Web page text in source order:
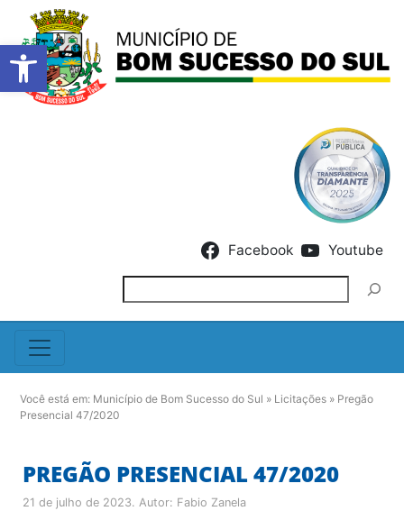
Barra de Ferramentas
Facebook Youtube
Você está em: Município de Bom Sucesso do Sul » Licitações » Pregão
Presencial 47/2020
PREGÃO PRESENCIAL 47/2020
21 de julho de 2023. Autor: Fabio Zanela